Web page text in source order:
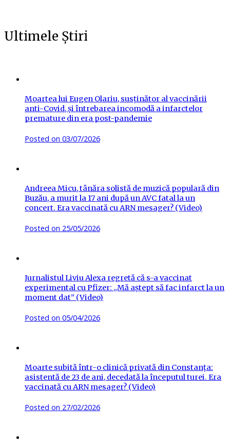
Ultimele Știri
Moartea lui Eugen Olariu, susținător al vaccinării
anti-Covid, și întrebarea incomodă a infarctelor
premature din era post-pandemie
Posted on 03/07/2026
Andreea Micu, tânăra solistă de muzică populară din
Buzău, a murit la 17 ani după un AVC fatal la un
concert. Era vaccinată cu ARN mesager? (Video)
Posted on 25/05/2026
Jurnalistul Liviu Alexa regretă că s-a vaccinat
experimental cu Pfizer: „Mă aștept să fac infarct la un
moment dat” (Video)
Posted on 05/04/2026
Moarte subită într-o clinică privată din Constanța:
asistentă de 23 de ani, decedată la începutul turei. Era
vaccinată cu ARN mesager? (Video)
Posted on 27/02/2026